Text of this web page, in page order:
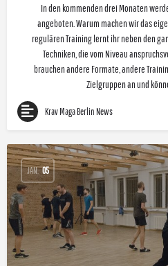
In den kommenden drei Monaten
angeboten. Warum machen wir das
regulären Training lernt ihr neben den
Techniken, die vom Niveau
brauchen andere Formate, andere
Zielgruppen an und
Krav Maga Berlin News
JAN. 05